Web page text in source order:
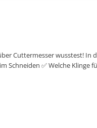
Cuttermesser wusstest! In
Schneiden ✅ Welche Klinge